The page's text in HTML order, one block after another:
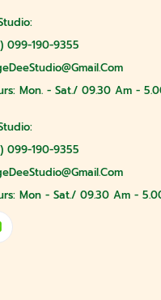
099-190-9355
Mon. - Sat./ 09.30 Am -
099-190-9355
Mon - Sat./ 09.30 Am -